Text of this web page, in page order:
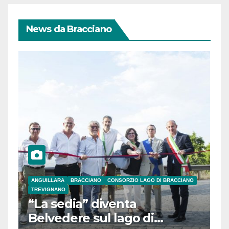
News da Bracciano
ANGUILLARA BRACCIANO
CONSORZIO LAGO DI BRACCIANO
TREVIGNANO
“La sedia” diventa
Belvedere sul lago di